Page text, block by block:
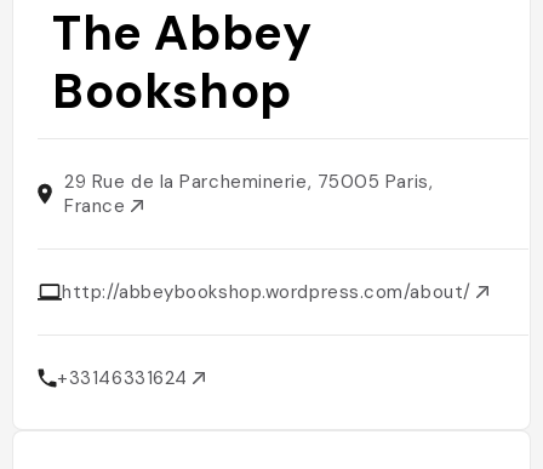
The Abbey
Bookshop
29 Rue de la Parcheminerie, 75005 Paris,
France
http://abbeybookshop.wordpress.com/about/
+33146331624